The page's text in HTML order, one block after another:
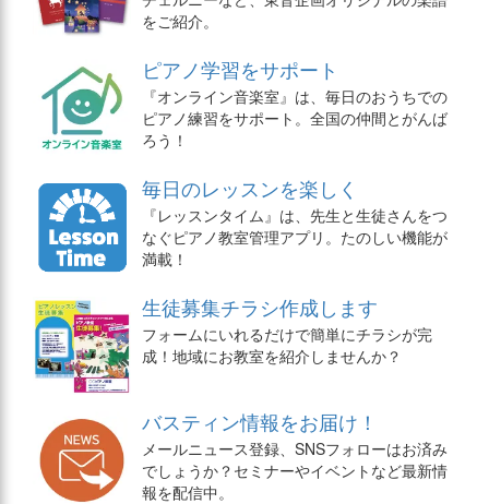
をご紹介。
ピアノ学習をサポート
『オンライン音楽室』は、毎日のおうちでの
ピアノ練習をサポート。全国の仲間とがんば
ろう！
毎日のレッスンを楽しく
『レッスンタイム』は、先生と生徒さんをつ
なぐピアノ教室管理アプリ。たのしい機能が
満載！
生徒募集チラシ作成します
フォームにいれるだけで簡単にチラシが完
成！地域にお教室を紹介しませんか？
バスティン情報をお届け！
メールニュース登録、SNSフォローはお済み
でしょうか？セミナーやイベントなど最新情
報を配信中。